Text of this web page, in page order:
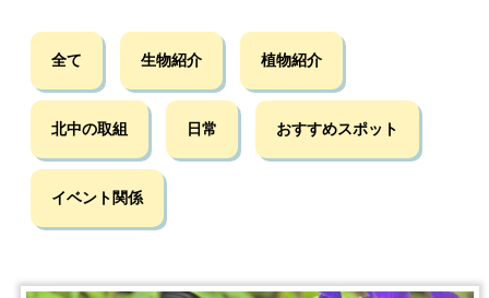
全て 生物紹介 植物紹介
北中の取組 日常 おすすめスポット
イベント関係